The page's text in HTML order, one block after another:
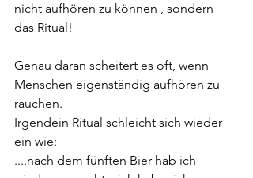
nicht aufhören zu können , sondern
das Ritual!
Genau daran scheitert es oft, wenn
Menschen eigenständig aufhören zu
rauchen.
Irgendein Ritual schleicht sich wieder
ein wie:
....nach dem fünften Bier hab ich